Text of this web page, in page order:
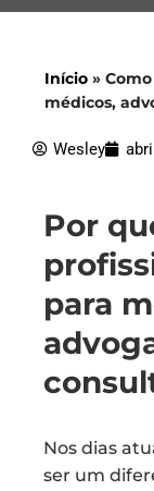
Início »
médicos,
Wesley
Por
para
Nos dias
ser um